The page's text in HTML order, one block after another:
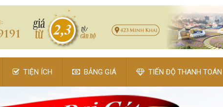
TIỆN ÍCH BẢNG GIÁ TIẾN ĐỘ THANH TOÁN